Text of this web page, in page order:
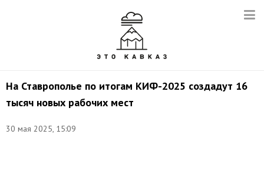
На Ставрополье по итогам КИФ-2025 создадут 16
тысяч новых рабочих мест
30 мая 2025, 15:09